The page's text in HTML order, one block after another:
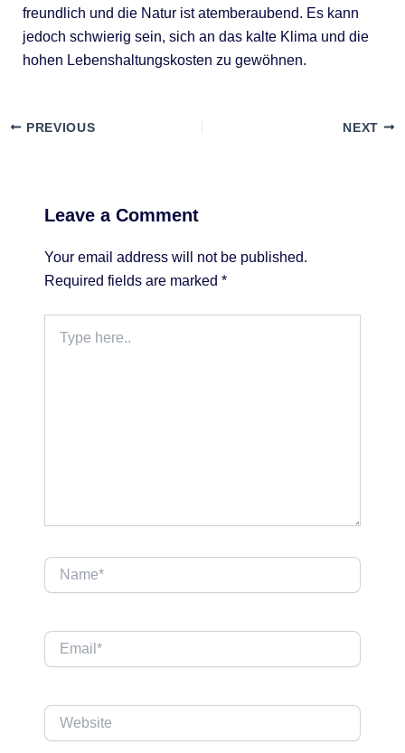
freundlich und die Natur ist atemberaubend. Es kann
jedoch schwierig sein, sich an das kalte Klima und die
hohen Lebenshaltungskosten zu gewöhnen.
PREVIOUS NEXT
Leave a Comment
Your email address will not be published.
Required fields are marked *
here..
Name*
Email*
Website